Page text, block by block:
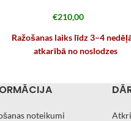
€210,00
Ražošanas laiks līdz 3–4
atkarībā no noslodzes
noteikumi